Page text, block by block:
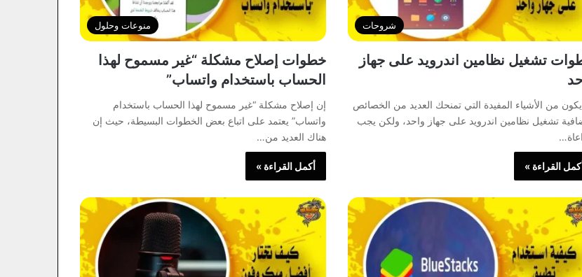
شروحات
تشغيل نظامين اندرويد على جهاز
من الأشياء المفيدة التي تمنحك العديد من الخصائص
تشغيل نظامين اندرويد على جهاز واحد، ولكن يجب
القراءة »
منوعات وحلول
خطوات إصلاح مشكلة “غير مسموح لهذا
الحساب باستخدام واتساب”
إن إصلاح مشكلة “غير مسموح لهذا الحساب باستخدام
واتساب” يعتمد على اتباع بعض الخطوات البسيطة، حيث إن
هناك العديد من…
أكمل القراءة »